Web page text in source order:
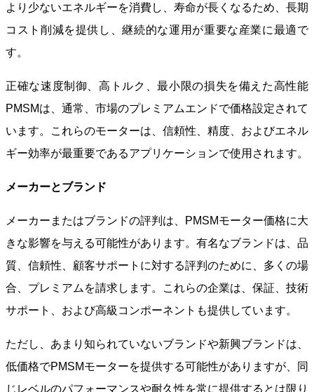
より少ないエネルギーを消費し、寿命が長くなるため、長期
コスト削減を提供し、継続的な運用が重要な産業に最適で
す。
正確な速度制御、高トルク、最小限の損失を備えた高性能
PMSMは、通常、市場のプレミアムエンドで価格設定されて
います。これらのモーターは、信頼性、精度、およびエネル
ギー効率が最重要であるアプリケーションで使用されます。
メーカーとブランド
メーカーまたはブランドの評判は、PMSMモーター価格に大
きな影響を与える可能性があります。有名なブランドは、品
質、信頼性、顧客サポートに対する評判のために、多くの場
合、プレミアムを請求します。これらの企業は、保証、技術
サポート、および高級コンポーネントも提供しています。
ただし、あまり知られていないブランドや新興ブランドは、
低価格でPMSMモーターを提供する可能性がありますが、同
じレベルのパフォーマンスや耐久性を常に提供するとは限り